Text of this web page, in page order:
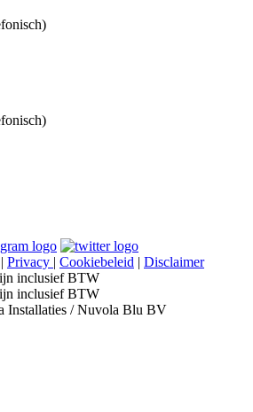
| Privacy | Cookiebeleid | Disclaimer
inclusief BTW
inclusief BTW
Installaties / Nuvola Blu BV